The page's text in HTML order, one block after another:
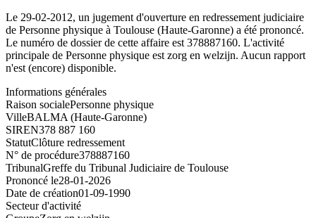
Le 29-02-2012, un jugement d'ouverture en redressement judiciaire
de Personne physique à Toulouse (Haute-Garonne) a été prononcé.
Le numéro de dossier de cette affaire est 378887160. L'activité
principale de Personne physique est zorg en welzijn. Aucun rapport
n'est (encore) disponible.
Informations générales
Raison socialePersonne physique
VilleBALMA (Haute-Garonne)
SIREN378 887 160
StatutClôture redressement
N° de procédure378887160
TribunalGreffe du Tribunal Judiciaire de Toulouse
Prononcé le28-01-2026
Date de création01-09-1990
Secteur d'activité